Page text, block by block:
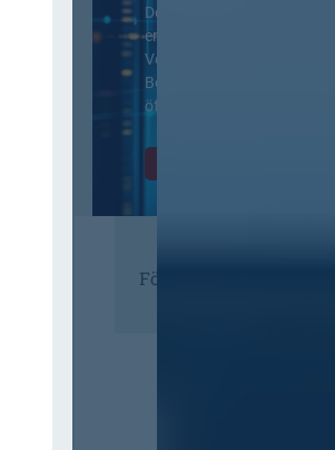
Der Thementag für die
ergänzenden
Vertragsbedingungen von IT-
Beschaffung in der
öffentlichen Verwaltung
Förderer